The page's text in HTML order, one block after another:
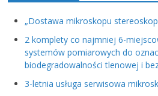
„Dostawa mikroskopu
2 komplety co najmniej 6-
systemów pomiarowych do
biodegradowalności tlenowej i
3-letnia usługa serwisowa